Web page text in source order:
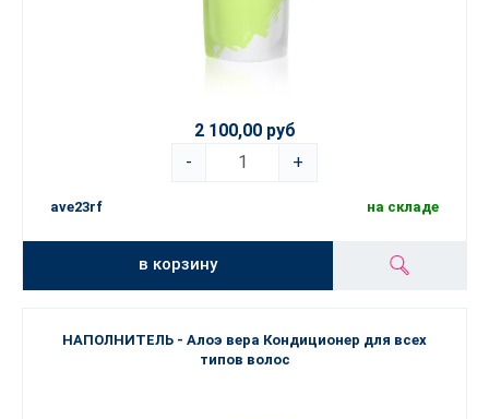
2 100,00 руб
-
+
ave23rf на складе
в корзину
НАПОЛНИТЕЛЬ - Алоэ вера Кондиционер для всех
типов волос